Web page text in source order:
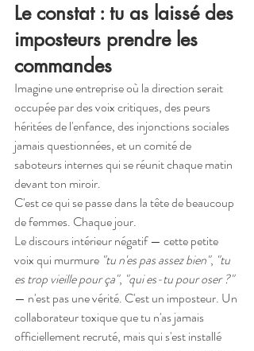
Le constat : tu as laissé des
imposteurs prendre les
commandes
Imagine une entreprise où la direction serait
occupée par des voix critiques, des peurs
héritées de l'enfance, des injonctions sociales
jamais questionnées, et un comité de
saboteurs internes qui se réunit chaque matin
devant ton miroir.
C'est ce qui se passe dans la tête de beaucoup
de femmes. Chaque jour.
Le discours intérieur négatif — cette petite
voix qui murmure "tu n'es pas assez bien", "tu
es trop vieille pour ça", "qui es-tu pour oser ?"
— n'est pas une vérité. C'est un imposteur. Un
collaborateur toxique que tu n'as jamais
officiellement recruté, mais qui s'est installé